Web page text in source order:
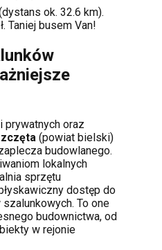
ok. 32.6 km).
Taniej busem Van!
prywatnych oraz
(powiat bielski)
budowlanego.
lokalnych
sprzętu
dostęp do
To one
budownictwa, od
w rejonie